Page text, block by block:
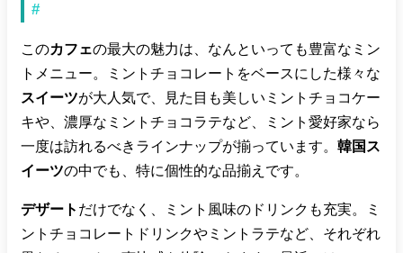
#
このカフェの最大の魅力は、なんといっても豊富なミン
トメニュー。ミントチョコレートをベースにした様々な
スイーツが大人気で、見た目も美しいミントチョコケー
キや、濃厚なミントチョコラテなど、ミント愛好家なら
一度は訪れるべきラインナップが揃っています。 韓国ス
イーツの中でも、特に個性的な品揃えです。
デザート だけでなく、ミント風味のドリンクも充実。ミ
ントチョコレートドリンクやミントラテなど、それぞれ